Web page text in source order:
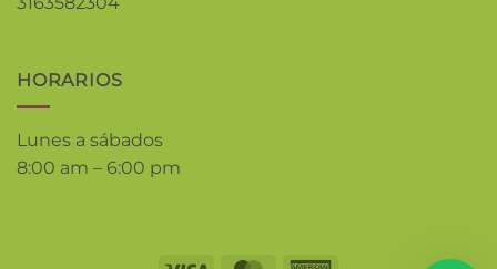
HORARIOS
Lunes a sábados
8:00 am – 6:00 pm